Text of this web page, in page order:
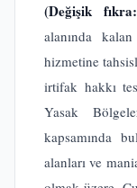
(Değişik
alanında
hizmetine
irtifak hakkı
Yasak
kapsamında
alanları ve